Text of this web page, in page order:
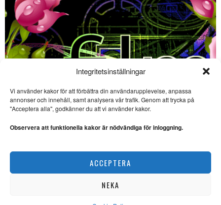
Integritetsinställningar
Vi använder kakor för att förbättra din användarupplevelse, anpassa
annonser och innehåll, samt analysera vår trafik. Genom att trycka på
"Acceptera alla", godkänner du att vi använder kakor.
Observera att funktionella kakor är nödvändiga för inloggning.
ACCEPTERA
NEKA
Film på bio – 3 sevärda filmer i början av juni
Sevärda havsäventyr på
”Vaiana”
2026.
Film på bio: Svag sci-fi
och sevärda
dokumentärer